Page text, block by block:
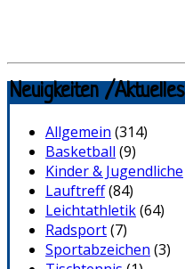
Neuigkeiten /Aktuelles
Allgemein (314)
Basketball (9)
Kinder & Jugendliche
Lauftreff(84)
Leichtathletik(64)
Radsport(7)
Sportabzeichen (3)